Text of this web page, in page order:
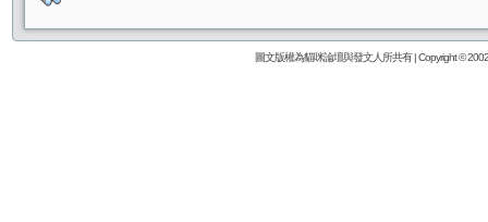
圖文版權為貓咪論壇與發文人所共有 | Copyright ©